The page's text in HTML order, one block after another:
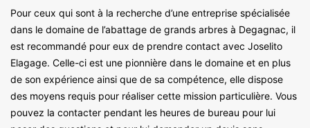
Pour ceux qui sont à la recherche d’une entreprise spécialisée
dans le domaine de l’abattage de grands arbres à Degagnac, il
est recommandé pour eux de prendre contact avec Joselito
Elagage. Celle-ci est une pionnière dans le domaine et en plus
de son expérience ainsi que de sa compétence, elle dispose
des moyens requis pour réaliser cette mission particulière. Vous
pouvez la contacter pendant les heures de bureau pour lui